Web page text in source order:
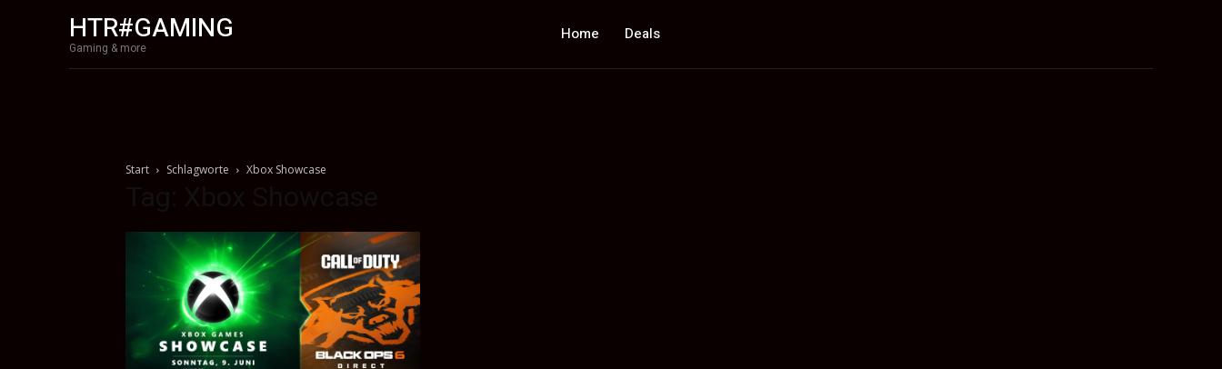
HTR#GAMING
Gaming & more
Home Deals
Start Schlagworte Xbox Showcase